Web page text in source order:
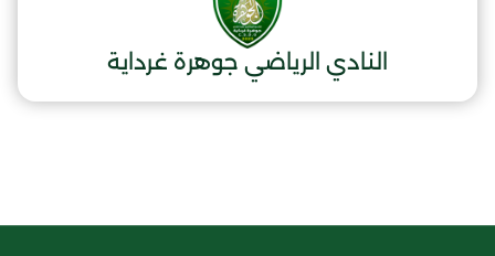
النادي الرياضي جوهرة غرداية